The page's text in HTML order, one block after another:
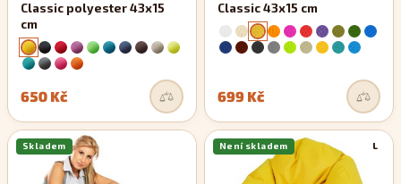
Classic polyester 43x15
cm
650 Kč
Classic 43x15 cm
699 Kč
Skladem L
Není skladem